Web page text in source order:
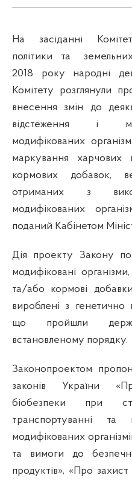
На засіданні
політики та
2018 року народні
Комітету розглянули
внесення змін до
відстеження і
модифікованих
маркування харчових
кормових добавок,
отриманих з
модифікованих
поданий Кабінетом
Дія проекту Закону
модифіковані
та/або кормові
вироблені з генетично
що пройшли
встановленому порядку.
Законопроектом
законів України
біобезпеки при
транспортуванні та
модифікованих
та вимоги до
продуктів», «Про